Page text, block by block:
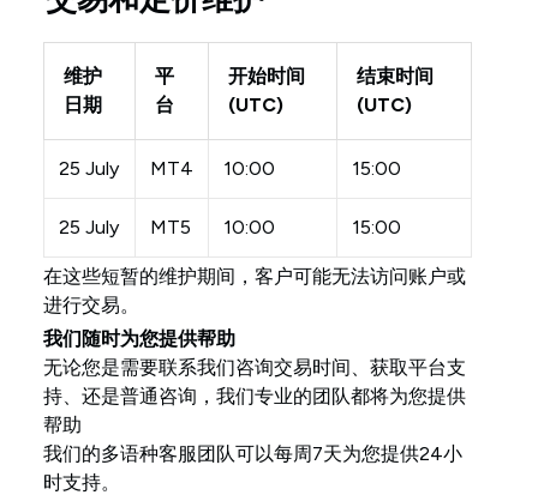
维护
日期
平
台
开始时间
(UTC)
结束时间
(UTC)
25 July MT4 10:00 15:00
25 July MT5 10:00 15:00
在这些短暂的维护期间，客户可能无法访问账户或
进行交易。
我们随时为您提供帮助
无论您是需要联系我们咨询交易时间、获取平台支
持、还是普通咨询，我们专业的团队都将为您提供
帮助
我们的多语种客服团队可以每周7天为您提供24小
时支持。